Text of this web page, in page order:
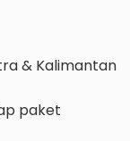
& Kalimantan
paket